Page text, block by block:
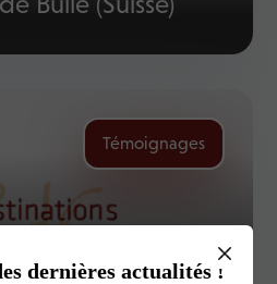
dernières actualités !
Témoignages